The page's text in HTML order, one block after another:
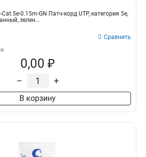
0.15m-GN Патч-корд UTP, категория 5e,
зелен...
Сравнить
0,00 ₽
– +
В корзину